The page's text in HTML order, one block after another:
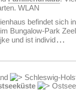
WLAN
befindet sich
Bungalow-Park
und ist individ...
Schleswig-